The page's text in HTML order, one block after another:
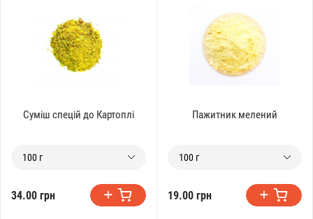
Суміш спецій до Картоплі
100 г
34.00 грн
Пажитник мелений
100 г
19.00 грн